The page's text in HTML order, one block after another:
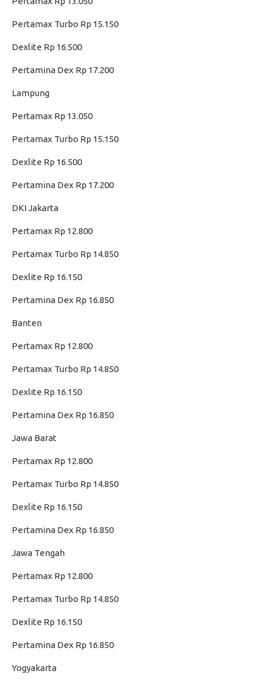
Pertamax Turbo Rp 15.150
Dexlite Rp 16.500
Pertamina Dex Rp 17.200
Lampung
Pertamax Rp 13.050
Pertamax Turbo Rp 15.150
Dexlite Rp 16.500
Pertamina Dex Rp 17.200
DKI Jakarta
Pertamax Rp 12.800
Pertamax Turbo Rp 14.850
Dexlite Rp 16.150
Pertamina Dex Rp 16.850
Banten
Pertamax Rp 12.800
Pertamax Turbo Rp 14.850
Dexlite Rp 16.150
Pertamina Dex Rp 16.850
Jawa Barat
Pertamax Rp 12.800
Pertamax Turbo Rp 14.850
Dexlite Rp 16.150
Pertamina Dex Rp 16.850
Jawa Tengah
Pertamax Rp 12.800
Pertamax Turbo Rp 14.850
Dexlite Rp 16.150
Pertamina Dex Rp 16.850
Yogyakarta